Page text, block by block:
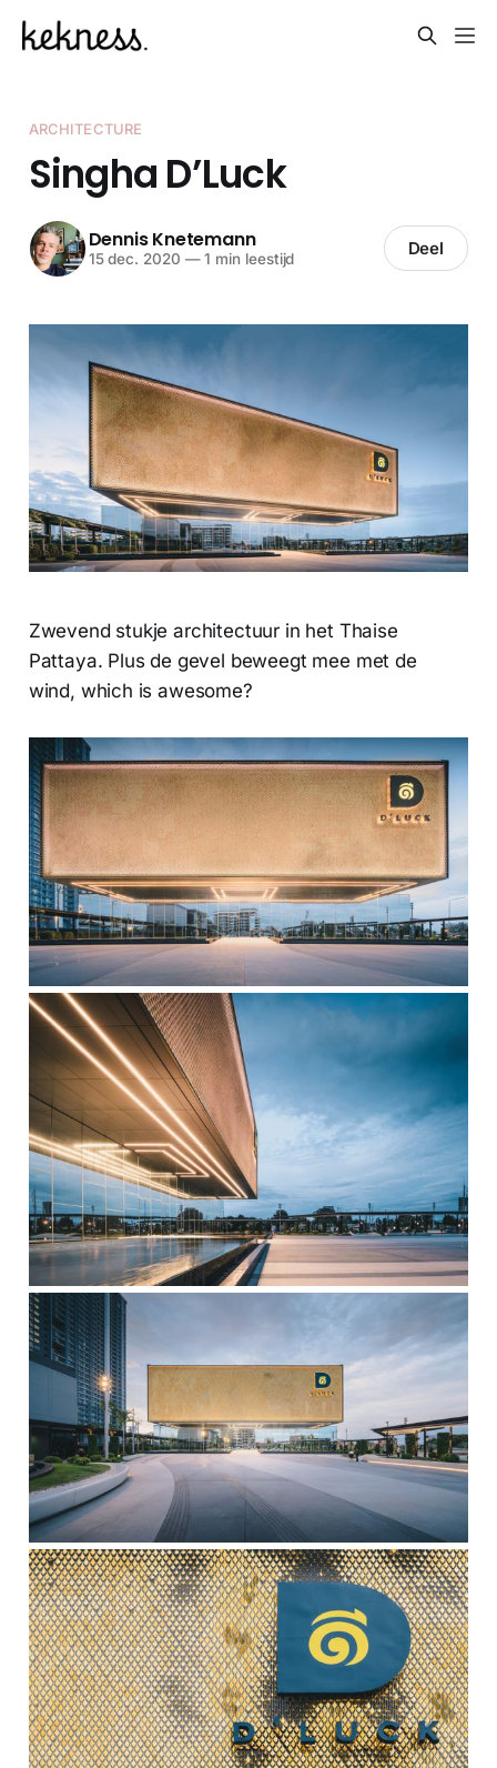
ARCHITECTURE
Singha D’Luck
Dennis Knetemann
15 dec. 2020 —1 min leestijd Deel
Zwevend stukje architectuur in het Thaise
Pattaya. Plus de gevel beweegt mee met de
wind, which is awesome?